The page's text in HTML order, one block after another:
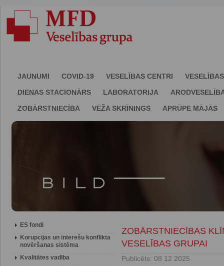
JAUNUMI COVID-19 VESELĪBAS CENTRI
DIENAS STACIONĀRS
LABORATORIJA
ZOBĀRSTNIECĪBA
VĒŽA SKRĪNINGS APRŪPE MĀJĀS
ES fondi
Korupcijas un interešu konflikta
novēršanas sistēma
Kvalitātes vadība
ZOBĀRSTNIECĪBAS
VESELĪBAS GRUPAI
Publicēts: 08 12 2025